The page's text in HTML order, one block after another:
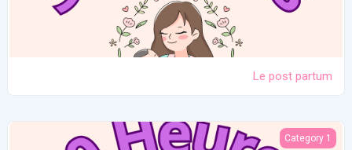
Le post partum
La naissance
Category 1